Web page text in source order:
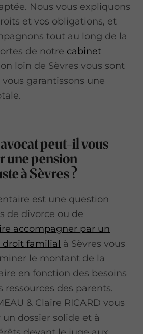
Nous vous expliquons
et vos obligations, et
tout au long de la
de notre cabinet
loin de Sèvres vous sont
garantissons une
peut-il vous
une pension
à Sèvres ?
est une question
de divorce ou de
accompagner par un
droit familial à Sèvres vous
le montant de la
en fonction des besoins
ressources des parents.
& Claire RICARD vous
dossier solide et à